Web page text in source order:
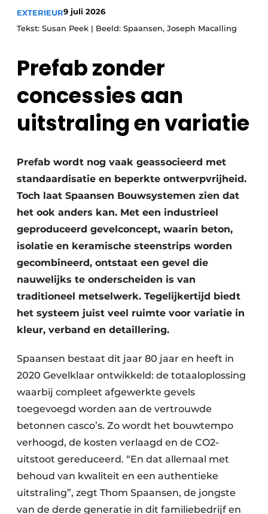
EXTERIEUR9 juli 2026
Tekst: Susan Peek | Beeld: Spaansen, Joseph Macalling
Prefab zonder
concessies aan
uitstraling en variatie
Prefab wordt nog vaak geassocieerd met
standaardisatie en beperkte ontwerpvrijheid.
Toch laat Spaansen Bouwsystemen zien dat
het ook anders kan. Met een industrieel
geproduceerd gevelconcept, waarin beton,
isolatie en keramische steenstrips worden
gecombineerd, ontstaat een gevel die
nauwelijks te onderscheiden is van
traditioneel metselwerk. Tegelijkertijd biedt
het systeem juist veel ruimte voor variatie in
kleur, verband en detaillering.
Spaansen bestaat dit jaar 80 jaar en heeft in
2020 Gevelklaar ontwikkeld: de totaaloplossing
waarbij compleet afgewerkte gevels
toegevoegd worden aan de vertrouwde
betonnen casco’s. Zo wordt het bouwtempo
verhoogd, de kosten verlaagd en de CO2-
uitstoot gereduceerd. “En dat allemaal met
behoud van kwaliteit en een authentieke
uitstraling”, zegt Thom Spaansen, de jongste
van de derde generatie in dit familiebedrijf en